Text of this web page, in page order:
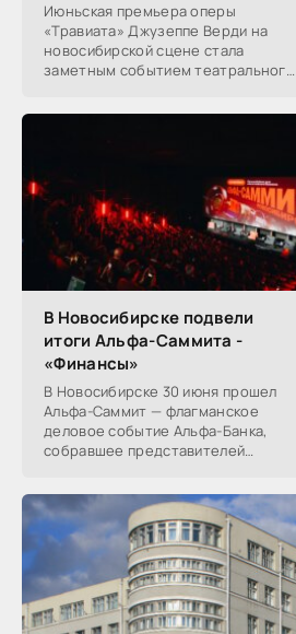
Июньская премьера оперы
«Травиата» Джузеппе Верди на
новосибирской сцене стала
заметным событием театрального
Посетители НОВАТа, с которыми
В Новосибирске подвели
итоги Альфа-Саммита -
«Финансы»
В Новосибирске 30 июня прошел
Альфа-Саммит — флагманское
деловое событие Альфа-Банка,
собравшее представителей
реального, технологического,
финансового и других